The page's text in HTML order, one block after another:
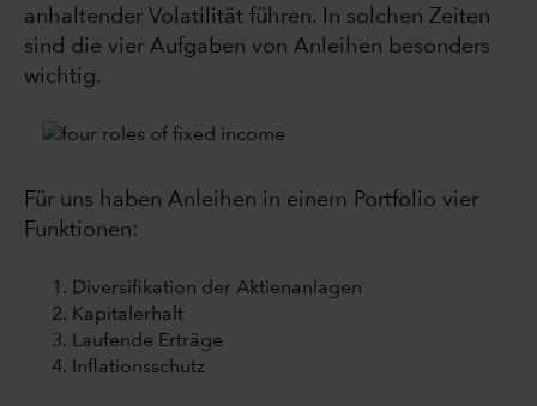
anhaltender Volatilität führen. In solchen Zeiten
sind die vier Aufgaben von Anleihen besonders
wichtig.
Für uns haben Anleihen in einem Portfolio vier
Funktionen:
Diversifikation der Aktienanlagen
Kapitalerhalt
Laufende Erträge
Inflationsschutz